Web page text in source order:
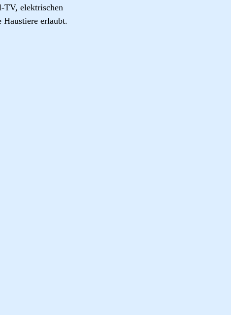
TV, elektrischen
erlaubt.